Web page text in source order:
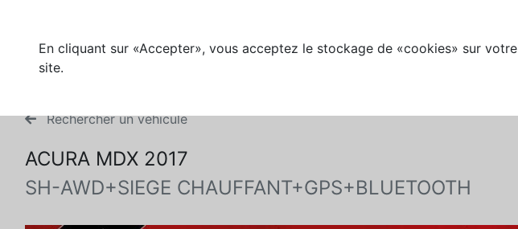
En cliquant sur «Accepter», vous acceptez le stockage de «cookies» sur
site.
Rechercher un véhicule
ACURA MDX 2017
SH-AWD+SIEGE CHAUFFANT+GPS+BLUETOOTH